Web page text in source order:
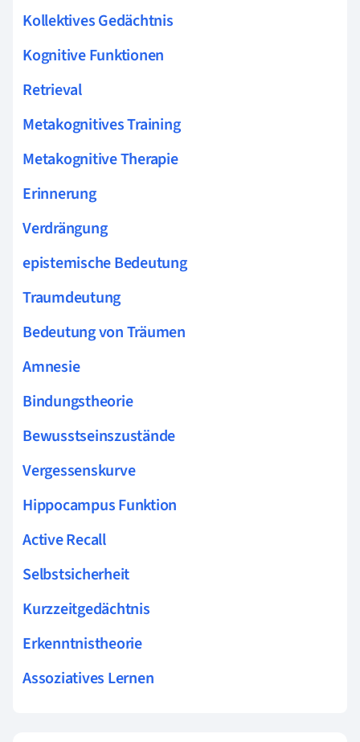
Kollektives Gedächtnis
Kognitive Funktionen
Retrieval
Metakognitives Training
Metakognitive Therapie
Erinnerung
Verdrängung
epistemische Bedeutung
Traumdeutung
Bedeutung von Träumen
Amnesie
Bindungstheorie
Bewusstseinszustände
Vergessenskurve
Hippocampus Funktion
Active Recall
Selbstsicherheit
Kurzzeitgedächtnis
Erkenntnistheorie
Assoziatives Lernen